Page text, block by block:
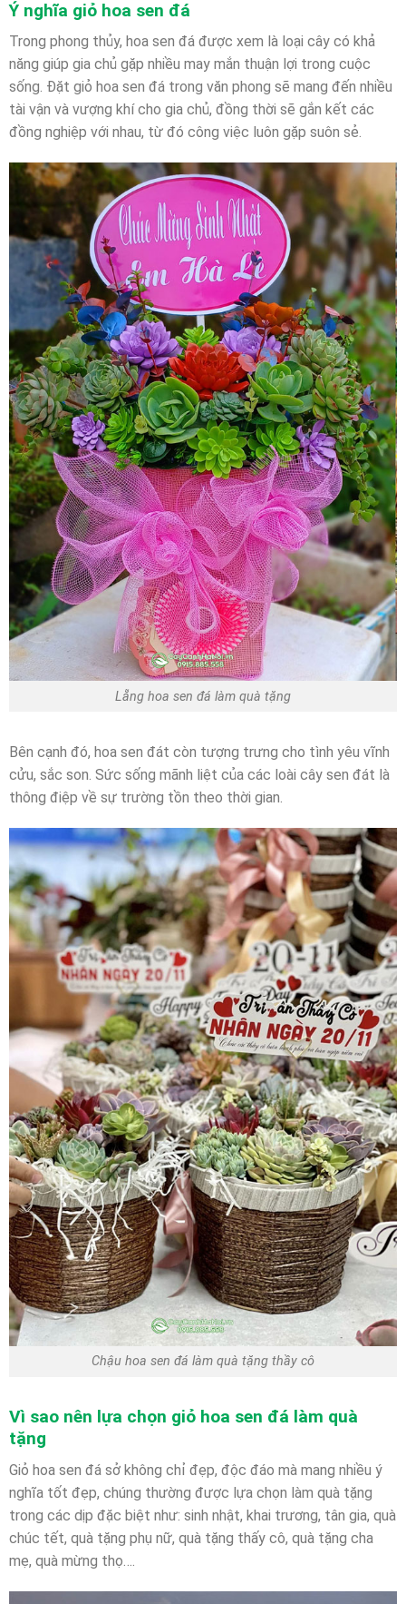
Ý nghĩa giỏ hoa sen đá
Trong phong thủy, hoa sen đá được xem là loại cây có khả
năng giúp gia chủ gặp nhiều may mắn thuận lợi trong cuộc
sống. Đặt giỏ hoa sen đá trong văn phong sẽ mang đến nhiều
tài vận và vượng khí cho gia chủ, đồng thời sẽ gắn kết các
đồng nghiệp với nhau, từ đó công việc luôn gặp suôn sẻ.
Lẵng hoa sen đá làm quà tặng
Bên cạnh đó, hoa sen đát còn tượng trưng cho tình yêu vĩnh
cửu, sắc son. Sức sống mãnh liệt của các loài cây sen đát là
thông điệp về sự trường tồn theo thời gian.
Chậu hoa sen đá làm quà tặng thầy cô
Vì sao nên lựa chọn giỏ hoa sen đá làm quà
tặng
Giỏ hoa sen đá sở không chỉ đẹp, độc đáo mà mang nhiều ý
nghĩa tốt đẹp, chúng thường được lựa chọn làm quà tặng
trong các dịp đặc biệt như: sinh nhật, khai trương, tân gia, quà
chúc tết, quà tặng phụ nữ, quà tặng thấy cô, quà tặng cha
mẹ, quà mừng thọ….